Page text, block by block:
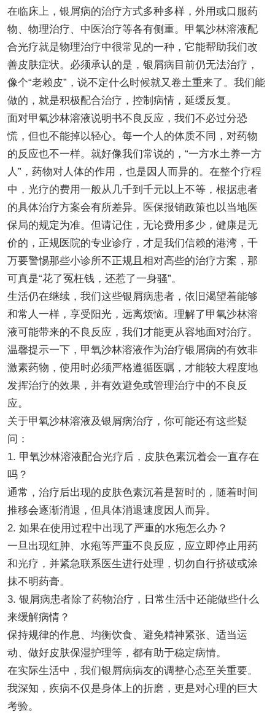
在临床上，银屑病的治疗方式多种多样，外用或口服药
物、物理治疗、中医治疗等各有侧重。甲氧沙林溶液配
合光疗就是物理治疗中很常见的一种，它能帮助我们改
善皮肤症状。必须承认的是，银屑病目前仍无法治疗，
像个“老赖皮”，说不定什么时候就又卷土重来了。我们能
做的，就是积极配合治疗，控制病情，延缓反复。
面对甲氧沙林溶液说明书不良反应，我们不必过分恐
慌，但也不能掉以轻心。每一个人的体质不同，对药物
的反应也不一样。就好像我们常说的，“一方水土养一方
人”，药物对人体的作用，也是因人而异的。在整个疗程
中，光疗的费用一般从几千到千元以上不等，根据患者
的具体治疗方案会有所差异。医保报销政策也以当地医
保局的规定为准。但请记住，无论费用多少，健康是无
价的，正规医院的专业诊疗，才是我们信赖的港湾，千
万要警惕那些小诊所不正规且相对高些的治疗方案，那
可真是“花了冤枉钱，还惹了一身骚”。
生活仍在继续，我们这些银屑病患者，依旧渴望着能够
和常人一样，享受阳光，远离烦恼。理解了甲氧沙林溶
液可能带来的不良反应，我们才能更从容地面对治疗。
温馨提示一下，甲氧沙林溶液作为治疗银屑病的有效非
激素药物，使用时必须严格遵循医嘱，才能较大程度地
发挥治疗的效果，并有效避免或管理治疗中的不良反
应。
关于甲氧沙林溶液及银屑病治疗，你可能还有这些疑
问：
1. 甲氧沙林溶液配合光疗后，皮肤色素沉着会一直存在
吗？
通常，治疗后出现的皮肤色素沉着是暂时的，随着时间
推移会逐渐消退，但具体消退速度因人而异。
2. 如果在使用过程中出现了严重的水疱怎么办？
一旦出现红肿、水疱等严重不良反应，应立即停止用药
和光疗，并紧急联系医生进行处理，切勿自行挤破或涂
抹不明药膏。
3. 银屑病患者除了药物治疗，日常生活中还能做些什么
来缓解病情？
保持规律的作息、均衡饮食、避免精神紧张、适当运
动、做好皮肤保湿护理等，都有助于稳定病情。
在实际生活中，我们银屑病病友的调整心态至关重要。
我深知，疾病不仅是身体上的折磨，更是对心理的巨大
考验。